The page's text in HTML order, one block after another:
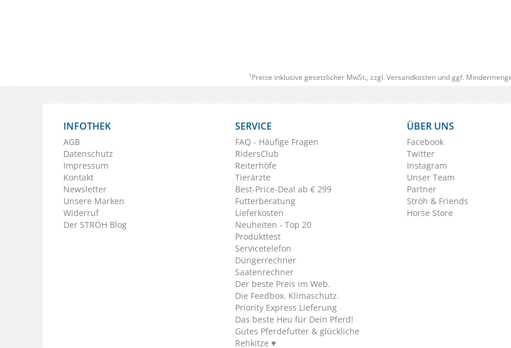
1 Preise inklusive gesetzlicher MwSt., zzgl. Versandkostenund ggf.
INFOTHEK
AGB
Datenschutz
Impressum
Kontakt
Newsletter
Unsere Marken
Widerruf
Der STRÖH Blog
SERVICE
FAQ - Häufige Fragen
RidersClub
Reiterhöfe
Tierärzte
Best-Price-Deal ab € 299
Futterberatung
Lieferkosten
Neuheiten - Top 20
Produkttest
Servicetelefon
Düngerrechner
Saatenrechner
Der beste Preis im Web.
Die Feedbox. Klimaschutz.
Priority Express Lieferung
Das beste Heu für Dein Pferd!
Gutes Pferdefutter & glückliche
Rehkitze ♥
ÜBER UNS
Facebook
Twitter
Instagram
Unser Team
Partner
Ströh & Friends
Horse Store